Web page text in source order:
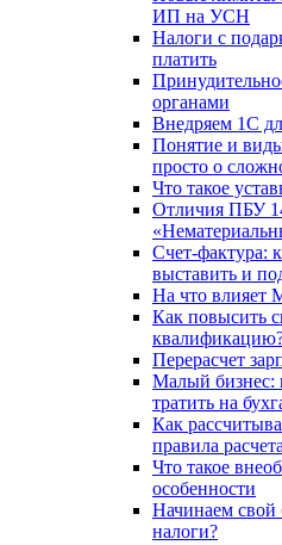
ИП на УСН
Налоги с
платить
органами
Внедряем 1С
Понятие и
просто о
Что такое
Отличия ПБУ
Счет-фактура:
выставить и
На что влияет
Как повысить
Перерасчет
Малый бизнес:
тратить на
Как
правила
Что такое
особенности
Начинаем свой
налоги?